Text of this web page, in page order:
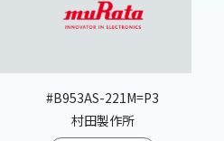
#B953AS-221M=P3
村田製作所